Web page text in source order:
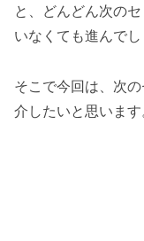
と、どんどん次の
いなくても進んでし
そこで今回は、次
介したいと思います